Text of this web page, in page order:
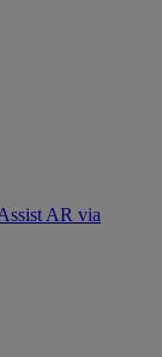
AR via